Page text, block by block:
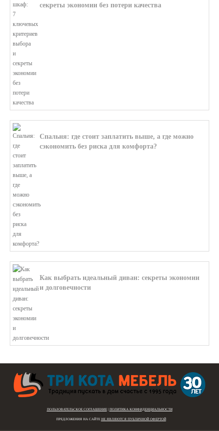
секреты экономии без потери качества
Спальня: где стоит заплатить выше, а где можно
сэкономить без риска для комфорта?
Как выбрать идеальный диван: секреты экономии
и долговечности
ПОЛЬЗОВАТЕЛЬСКОЕ СОГЛАШЕНИЕ| ПОЛИТИКА КОНФИДЕНЦИАЛЬНОСТИ
ПРЕДЛОЖЕНИЯ НА САЙТЕ НЕ ЯВЛЯЮТСЯ ПУБЛИЧНОЙ ОФЕРТОЙ